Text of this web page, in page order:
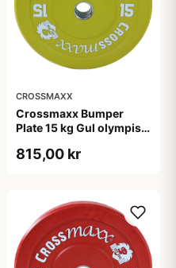
CROSSMAXX
Crossmaxx Bumper
Plate 15 kg Gul olympisk
815,00 kr